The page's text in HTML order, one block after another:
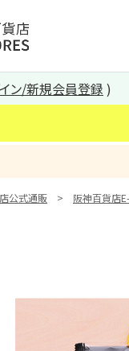
阪神百貨店E-
ン/新規会員登録
公式通販 阪神百貨店